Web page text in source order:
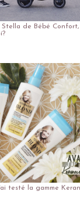
de Bébé
testé la gamme